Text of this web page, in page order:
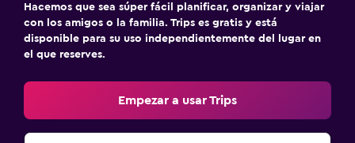
Hacemos que sea súper fácil planificar, organizar y viajar
con los amigos o la familia. Trips es gratis y está
disponible para su uso independientemente del lugar en
el que reserves.
Empezar a usar Trips